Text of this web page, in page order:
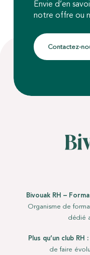
Envie d’en
notre offre ou
Contactez-
Bivouak RH –
Organisme de
dédié
Plus qu’un club RH :
de faire